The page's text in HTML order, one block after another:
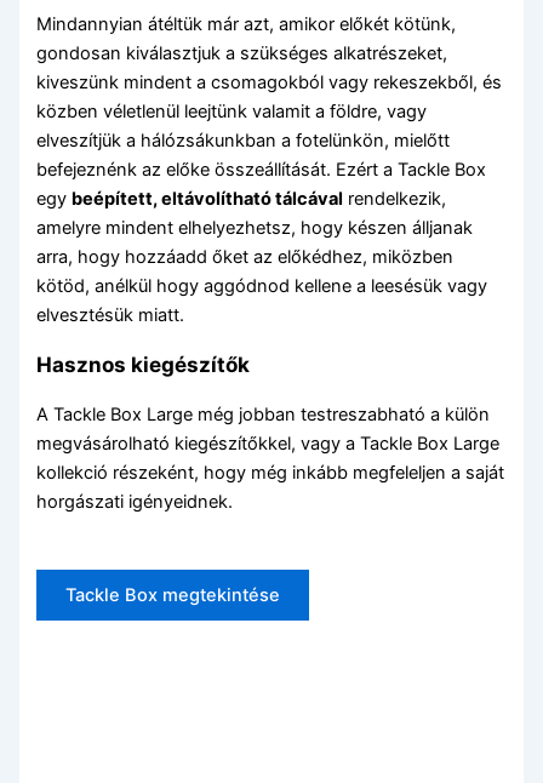
Mindannyian átéltük már azt, amikor előkét kötünk,
gondosan kiválasztjuk a szükséges alkatrészeket,
kiveszünk mindent a csomagokból vagy rekeszekből, és
közben véletlenül leejtünk valamit a földre, vagy
elveszítjük a hálózsákunkban a fotelünkön, mielőtt
befejeznénk az előke összeállítását. Ezért a Tackle Box
egy beépített, eltávolítható tálcával rendelkezik,
amelyre mindent elhelyezhetsz, hogy készen álljanak
arra, hogy hozzáadd őket az előkédhez, miközben
kötöd, anélkül hogy aggódnod kellene a leesésük vagy
elvesztésük miatt.
Hasznos kiegészítők
A Tackle Box Large még jobban testreszabható a külön
megvásárolható kiegészítőkkel, vagy a Tackle Box Large
kollekció részeként, hogy még inkább megfeleljen a saját
horgászati igényeidnek.
Tackle Box megtekintése